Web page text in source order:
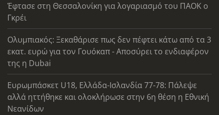
Έφτασε στη Θεσσαλονίκη για λογαριασμό του ΠΑΟΚ ο
Γκρέι
Ολυμπιακός: Ξεκαθάρισε πως δεν πέφτει κάτω από τα 3
εκατ. ευρώ για τον Γουόκαπ - Αποσύρει το ενδιαφέρον
της η Dubai
Ευρωμπάσκετ U18, Ελλάδα-Ισλανδία 77-78: Πάλεψε
αλλά ηττήθηκε και ολοκλήρωσε στην 6η θέση η Εθνική
Νεανίδων